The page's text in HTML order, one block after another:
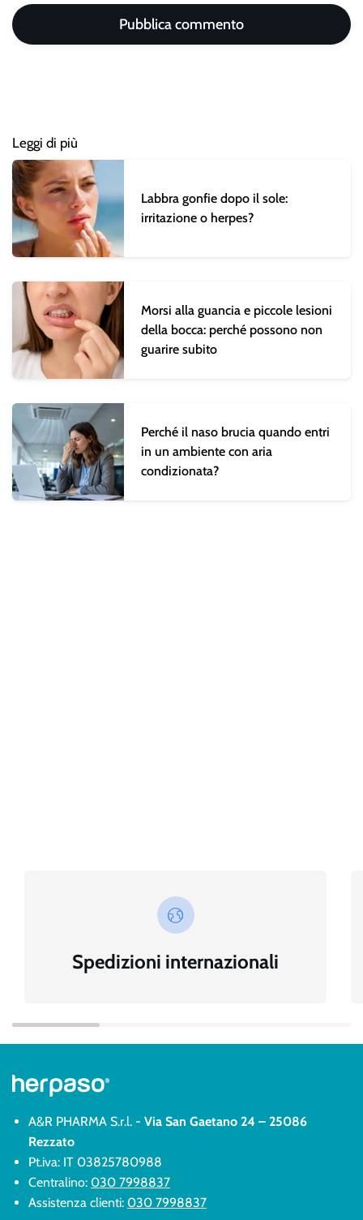
Leggi di più
Labbra gonfie dopo il sole:
irritazione o herpes?
Morsi alla guancia e piccole lesioni
della bocca: perché possono non
guarire subito
Perché il naso brucia quando entri
in un ambiente con aria
condizionata?
Spedizioni internazionali
A&R PHARMA S.r.l. - Via San Gaetano 24 – 25086
Rezzato
Pt.iva: IT 03825780988
Centralino: 030 7998837
Assistenza clienti: 030 7998837